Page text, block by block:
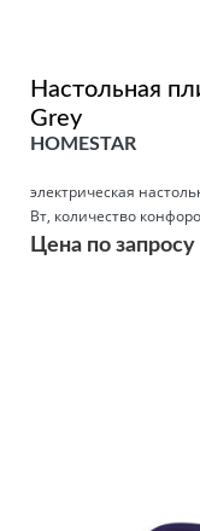
Настольная
Grey
HOMESTAR
электрическая
Вт, количество
Цена по запросу